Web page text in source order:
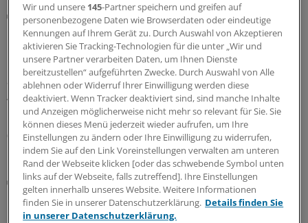
Diskriminierung
Rassismus in der Praxis: Neuer Leitfaden klärt
über rechtliche Handlungsmöglichkeiten auf
Ein neuer Leitfaden der Charité Berlin beleuchtet
anhand realer Fälle die rechtliche Verantwortung von
Arztpraxen bei Diskriminierung und zeigt auf, welche
Handlungsmöglichkeiten es gibt.
05.08.2026
Digitaler Check
Honorarabrechnung: Digitale Vorprüfung wird in
Nordrhein rege genutzt
Wir und unsere 145-Partner speichern und greifen auf
personenbezogene Daten wie Browserdaten oder eindeutige
Kennungen auf Ihrem Gerät zu. Durch Auswahl von Akzeptieren
aktivieren Sie Tracking-Technologien für die unter „Wir und
unsere Partner verarbeiten Daten, um Ihnen Dienste
bereitzustellen“ aufgeführten Zwecke. Durch Auswahl von Alle
ablehnen oder Widerruf Ihrer Einwilligung werden diese
deaktiviert. Wenn Tracker deaktiviert sind, sind manche Inhalte
und Anzeigen möglicherweise nicht mehr so relevant für Sie. Sie
können dieses Menü jederzeit wieder aufrufen, um Ihre
Einstellungen zu ändern oder Ihre Einwilligung zu widerrufen,
indem Sie auf den Link Voreinstellungen verwalten am unteren
Rand der Webseite klicken [oder das schwebende Symbol unten
links auf der Webseite, falls zutreffend]. Ihre Einstellungen
gelten innerhalb unseres Website. Weitere Informationen
finden Sie in unserer Datenschutzerklärung. Details finden Sie
in unserer Datenschutzerklärung.